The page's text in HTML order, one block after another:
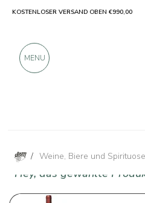
/ Weine, Biere und
Hey, das gewählte
KOSTENLOSER VERSAND OBEN €990,00
MENU